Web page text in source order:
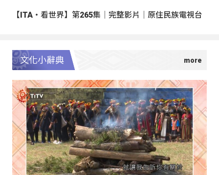
【ITA・看世界】第265集｜完整影片｜原住民族電視台
文化小辭典